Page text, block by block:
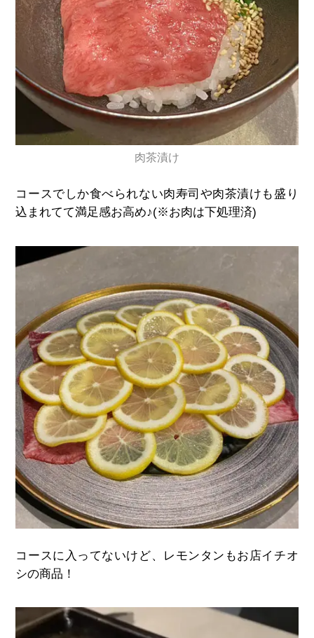
肉茶漬け
コースでしか食べられない肉寿司や肉茶漬けも盛り
込まれてて満足感お高め♪(※お肉は下処理済)
コースに入ってないけど、レモンタンもお店イチオ
シの商品！